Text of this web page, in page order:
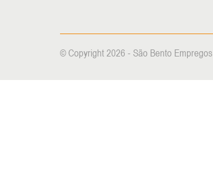
© Copyright 2026 - São Bento Empregos